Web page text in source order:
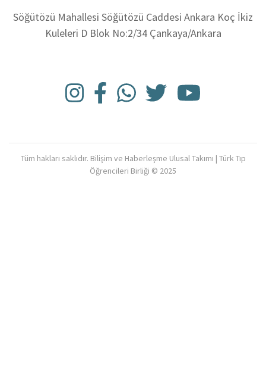
Söğütözü Mahallesi Söğütözü Caddesi Ankara Koç İkiz
Kuleleri D Blok No:2/34 Çankaya/Ankara
Tüm hakları saklıdır. Bilişim ve Haberleşme Ulusal Takımı | Türk Tıp
Öğrencileri Birliği © 2025